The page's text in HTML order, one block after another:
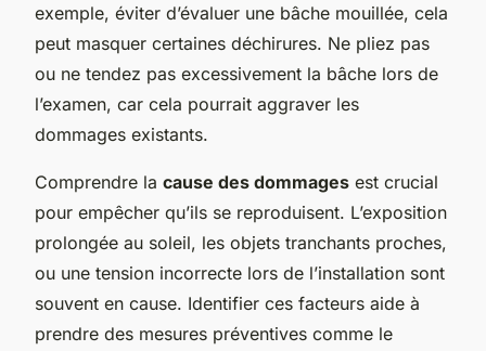
exemple, éviter d’évaluer une bâche mouillée, cela
peut masquer certaines déchirures. Ne pliez pas
ou ne tendez pas excessivement la bâche lors de
l’examen, car cela pourrait aggraver les
dommages existants.
Comprendre la cause des dommages est crucial
pour empêcher qu’ils se reproduisent. L’exposition
prolongée au soleil, les objets tranchants proches,
ou une tension incorrecte lors de l’installation sont
souvent en cause. Identifier ces facteurs aide à
prendre des mesures préventives comme le